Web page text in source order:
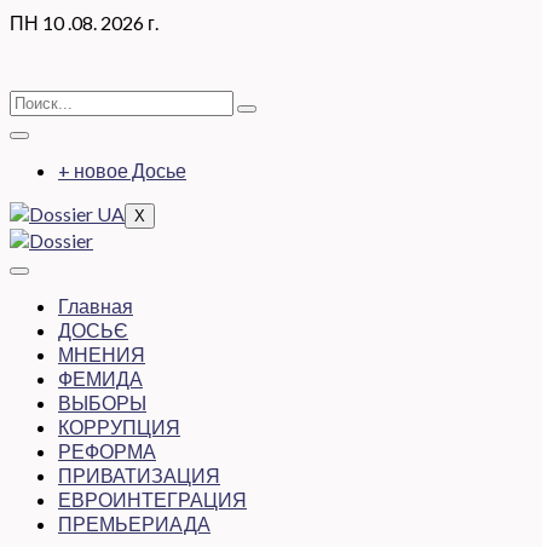
ПН 10 .08. 2026 г.
+ новое Досье
X
Главная
ДОСЬЄ
МНЕНИЯ
ФЕМИДА
ВЫБОРЫ
КОРРУПЦИЯ
РЕФОРМА
ПРИВАТИЗАЦИЯ
ЕВРОИНТЕГРАЦИЯ
ПРЕМЬЕРИАДА